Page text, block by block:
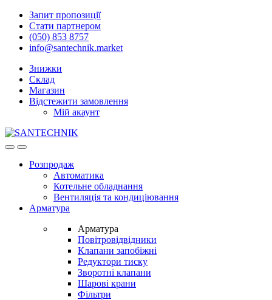
Skip
navigation
Skip
content
Запит пропозиції
Стати партнером
(050) 853 8757
info@santechnik.market
Знижки
Склад
Магазин
Відстежити замовлення
Мій акаунт
OpenClose
Розпродаж
Автоматика
Котельне обладнання
Вентиляція та кондиціювання
Арматура
Арматура
Повітровідвідники
Клапани запобіжні
Редуктори тиску
Зворотні клапани
Шарові крани
Фільтри